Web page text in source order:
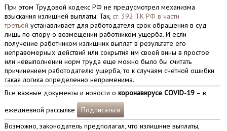
При этом Трудовой кодекс РФ не предусмотрел механизма
взыскания излишней выплаты. Так, ст. 392 ТК РФ в части
третьей устанавливает для работодателя срок обращения в суд
лишь по спору о возмещении работником ущерба. И если
получение работником излишних выплат в результате его
неправомерных действий или сокрытия им своей вины в простое
или невыполнении норм труда еще можно было бы считать
причинением работодателю ущерба, то к случаям счетной ошибки
такая логика определенно неприменима.
Все важные документы и новости о коронавирусе COVID-19– в
ежедневной рассылке
Подписаться
Возможно, законодатель предполагал, что излишние выплаты,